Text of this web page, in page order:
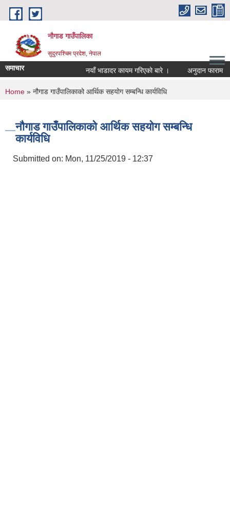
Skip to main content
नौगाड गाउँपालिका
सुदुरपश्चिम प्रदेश, नेपाल
समाचार नयाँ भाडादर कायम गरिएको बारे । अनुदान फाराम
You are here
Home » नौगाड गाउँपालिकाको आर्थिक सहयोग सम्बन्धि कार्यविधि
नौगाड गाउँपालिकाको आर्थिक सहयोग सम्बन्धि
कार्यविधि
Submitted on: Mon, 11/25/2019 - 12:37